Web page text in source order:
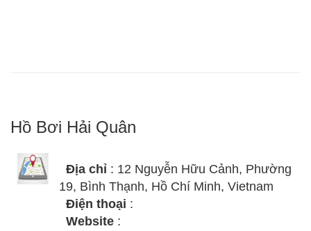
Hồ Bơi Hải Quân
Địa chỉ : 12 Nguyễn Hữu Cảnh, Phường
19, Bình Thạnh, Hồ Chí Minh, Vietnam
Điện thoại :
Website :